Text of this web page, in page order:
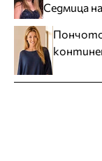
Седмица
Пончото